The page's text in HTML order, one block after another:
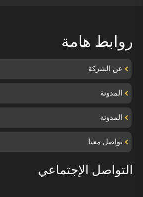
روابط هامة
عن الشركة
المدونة
المدونة
تواصل معنا
التواصل الإجتماعي